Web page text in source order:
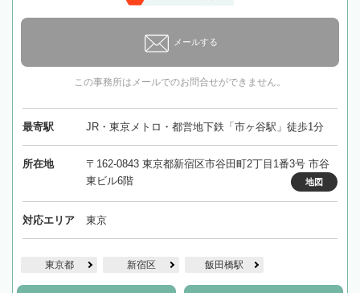
メールする
この事務所はメールでのお問合せができません。
最寄駅 JR・東京メトロ・都営地下鉄「市ヶ谷駅」徒歩1分
所在地
〒162-0843 東京都新宿区市谷田町2丁目1番3号 市谷
東ビル6階
地図
対応エリア 東京
東京都 新宿区 飯田橋駅